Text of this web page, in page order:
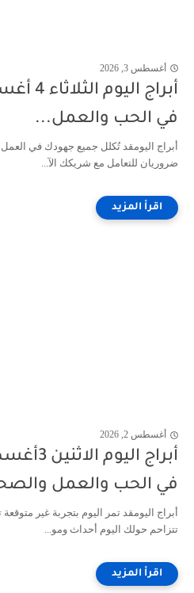
أغسطس 3, 2026
في الحب والعمل...
أبراج اليومقد تُكلل جميع جهودك في العمل
ضروريان للتعامل مع شريكك الآ...
أغسطس 2, 2026
في الحب والعمل
أبراج اليومقد تمر اليوم بتجربة غير
تتزاحم حولك اليوم أحداث ومو...